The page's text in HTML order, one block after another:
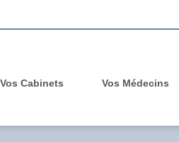
Vos Cabinets Vos Médecins